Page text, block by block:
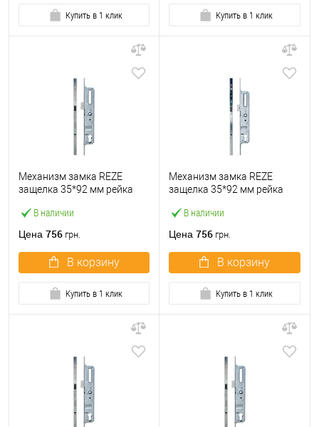
Купить в 1 клик Купить в 1 клик
В наличии
Механизм замка REZE
защелка 35*92 мм рейка
Цена 756 грн.
В корзину
Купить в 1 клик
В наличии
Механизм замка REZE
защелка 35*92 мм рейка
Цена 756 грн.
В корзину
Купить в 1 клик